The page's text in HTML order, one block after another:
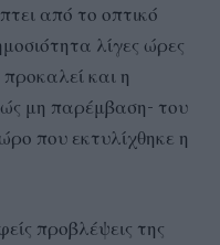
από το οπτικό
λίγες ώρες
και η
μη παρέμβαση- του
που εκτυλίχθηκε η
προβλέψεις της